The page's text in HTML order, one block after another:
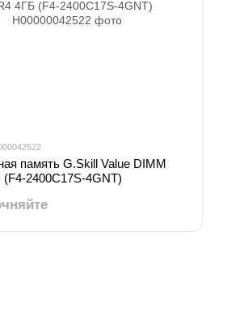
память G.Skill Value DIMM
2400C17S-4GNT)